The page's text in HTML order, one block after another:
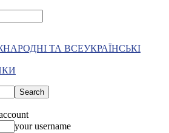
ТА ВСЕУКРАЇНСЬКІ
your username